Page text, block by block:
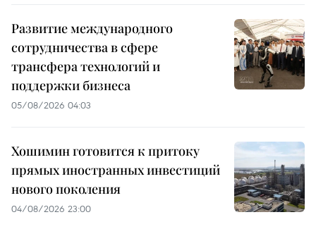
Развитие международного
сотрудничества в сфере
трансфера технологий и
поддержки бизнеса
05/08/2026 04:03
Хошимин готовится к притоку
прямых иностранных инвестиций
нового поколения
04/08/2026 23:00